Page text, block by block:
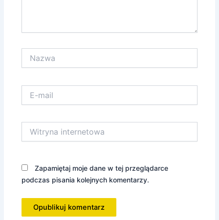
mail
internetowa
Zapamiętaj moje dane w tej przeglądarce
podczas pisania kolejnych komentarzy.